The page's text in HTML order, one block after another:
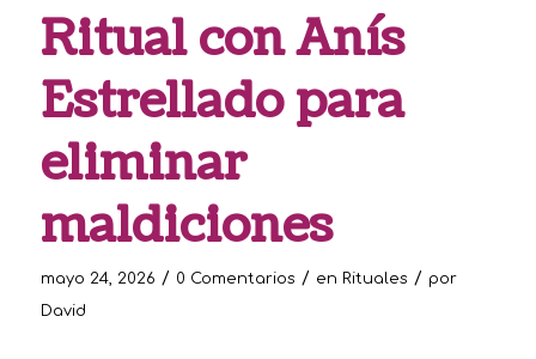
Ritual con Anís
Estrellado para
eliminar
maldiciones
mayo 24, 2026 / 0 Comentarios / en Rituales / por
David